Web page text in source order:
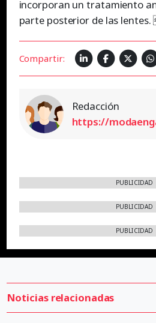
incorporan un tratamiento
parte posterior de las
Compartir:
Redacción
https://
PUBLICIDAD
PUBLICIDAD
PUBLICIDAD
Noticias relacionadas